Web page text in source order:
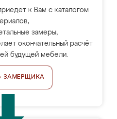
к Вам с каталогом
замеры,
окончательный расчёт
будущей мебели.
ЗАМЕРЩИКА